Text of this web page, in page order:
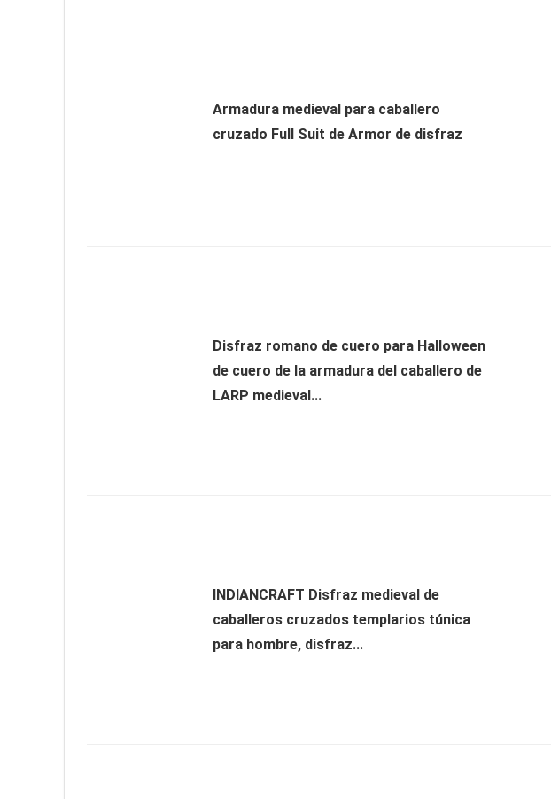
Armadura medieval para caballero
cruzado Full Suit de Armor de disfraz
Disfraz romano de cuero para Halloween
de cuero de la armadura del caballero de
LARP medieval...
INDIANCRAFT Disfraz medieval de
caballeros cruzados templarios túnica
para hombre, disfraz...